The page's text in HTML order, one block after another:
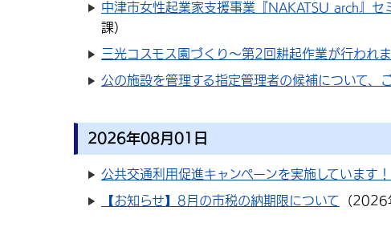
中津市女性起業家支援事業『NAKATSU arch』セ
課）
三光コスモス園づくり～第2回耕起作業が行われ
公の施設を管理する指定管理者の候補について、
2026年08月01日
公共交通利用促進キャンペーンを実施しています！
【お知らせ】8月の市税の納期限について （2026